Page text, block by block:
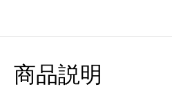
商品説明